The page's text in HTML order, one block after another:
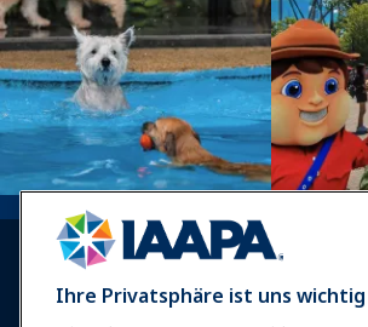
Ihre Privatsphäre ist uns wichtig